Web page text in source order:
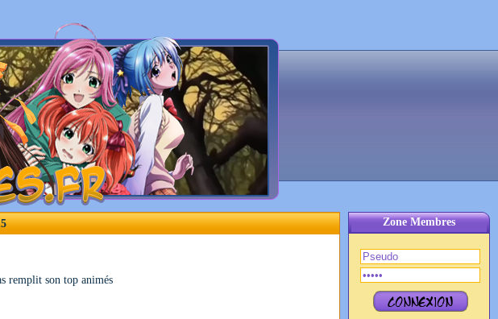
Zone Membres
remplit son top animés